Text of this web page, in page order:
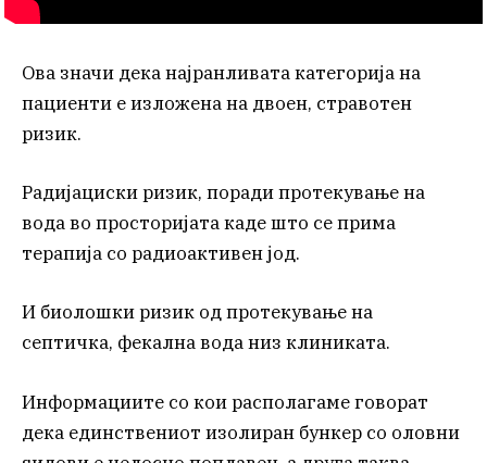
Ова значи дека најранливата категорија на
пациенти е изложена на двоен, стравотен
ризик.
Радијациски ризик, поради протекување на
вода во просторијата каде што се прима
терапија со радиоактивен јод.
И биолошки ризик од протекување на
септичка, фекална вода низ клиниката.
Информациите со кои располагаме говорат
дека единствениот изолиран бункер со оловни